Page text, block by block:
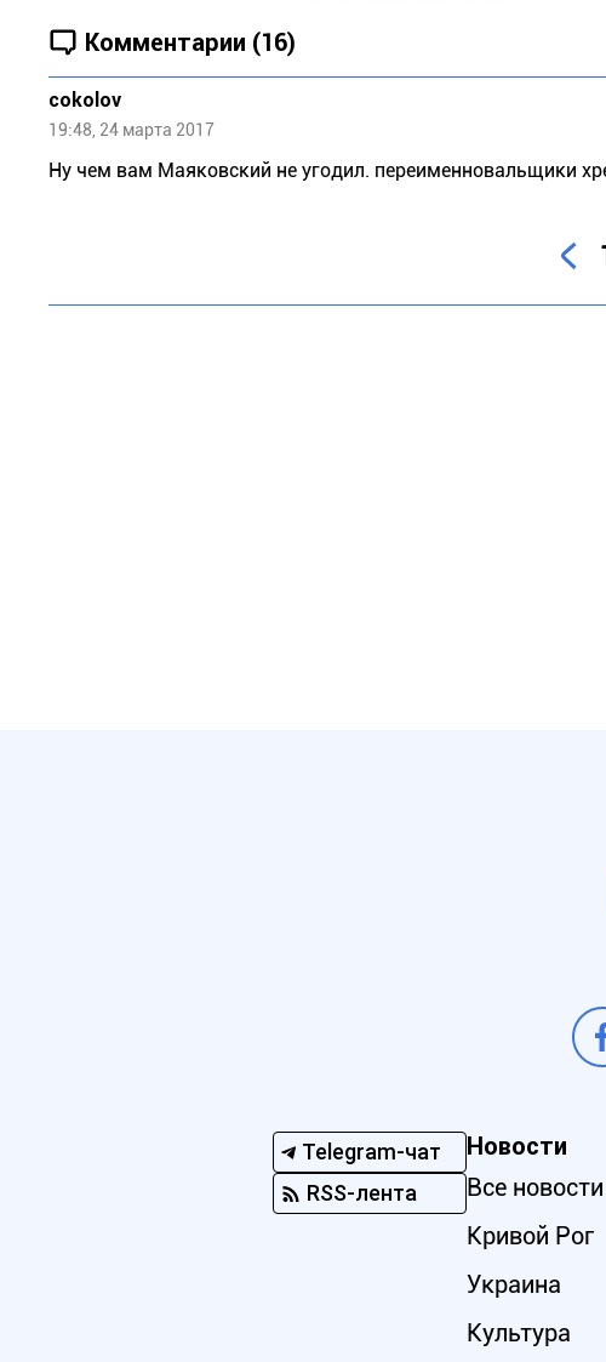
Комментарии (16)
cokolov
19:48, 24 марта 2017
Ну чем вам Маяковский не угодил. переименновальщики
Telegram-чат
RSS-лента
Новости
Все новости
Кривой Рог
Украина
Культура